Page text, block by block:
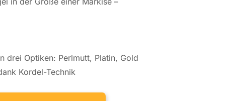
drei Optiken: Perl­mutt, Platin, Gold
Kor­del-Tech­nik